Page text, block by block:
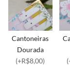
Cantoneiras
Dourada
(+R$8,00)